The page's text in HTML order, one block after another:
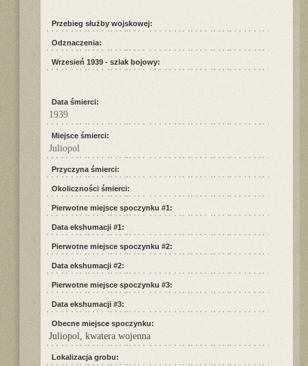
Przebieg służby wojskowej:
Odznaczenia:
Wrzesień 1939 - szlak bojowy:
Data śmierci:
1939
Miejsce śmierci:
Juliopol
Przyczyna śmierci:
Okoliczności śmierci:
Pierwotne miejsce spoczynku #1:
Data ekshumacji #1:
Pierwotne miejsce spoczynku #2:
Data ekshumacji #2:
Pierwotne miejsce spoczynku #3:
Data ekshumacji #3:
Obecne miejsce spoczynku:
Juliopol, kwatera wojenna
Lokalizacja grobu: